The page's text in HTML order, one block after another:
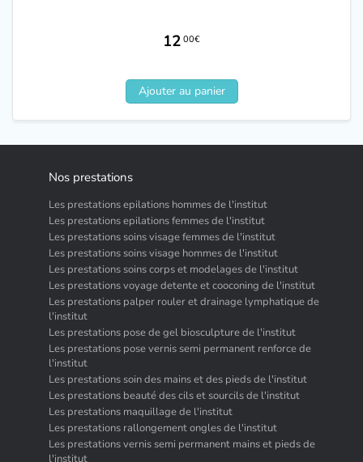
12 00€
Ajouter au panier
Nos prestations
Les prestations epilations hommes de l'institut
Les prestations epilations femmes de l'institut
Les prestations soins visage femmes de l'institut
Les prestations soins visage hommes de l'institut
Les prestations soins corps et modelages de l'institut
Les prestations voyage detente et cooconing de l'institut
Les prestations palper rouler et drainage lymphatique de
l'institut
Les prestations pose de gel biosculpture de l'institut
Les prestations pose vernis semi permanent renforce de
l'institut
Les prestations soin des mains et des pieds de l'institut
Les prestations beauté des cils et sourcils de l'institut
Les prestations maquillage de l'institut
Les prestations rallongement ongles de l'institut
Les prestations vernis semi permanent mains et pieds de
l'institut